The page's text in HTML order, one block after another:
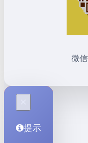
微
提示